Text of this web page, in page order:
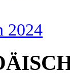
2024